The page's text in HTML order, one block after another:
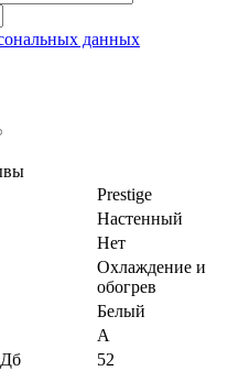
данных
Prestige
Настенный
Нет
Охлаждение и
обогрев
Белый
А
52